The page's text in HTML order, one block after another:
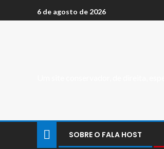
6 de agosto de 2026
SOBRE O FALA HOST